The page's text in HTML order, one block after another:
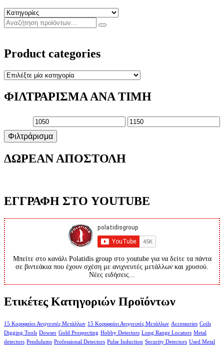
Product categories
ΦΙΛΤΡΑΡΙΣΜΑ ΑΝΑ ΤΙΜΗ
Ελάχιστη
τιμή
Μέγιστη
Φιλτράρισμα
ΔΩΡΕΑΝ ΑΠΟΣΤΟΛΗ
ΕΓΓΡΑΦΗ ΣΤΟ YOUTUBE
Μπείτε στο κανάλι Polatidis group στο youtube για να δείτε τα πάντα
σε βιντεάκια που έχουν σχέση με ανιχνευτές μετάλλων και χρυσού.
Νέες ειδήσεις...
Ετικέτες Κατηγοριών Προϊόντων
15 Κορυφαίοι Ανιχνευτές Μετάλλων 15 Κορυφαίοι Ανιχνευτές Μετάλλων Accessories Coils
Digging Tools Dowser Gold Prospecting Hobby Detectors Long Range Locators Metal
detectors Pendulums Professional Detectors Pulse Induction Security Detectors Used Metal